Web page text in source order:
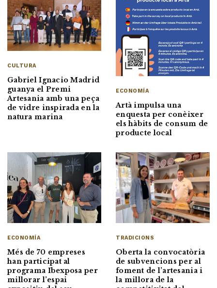
CULTURA
Gabriel Ignacio Madrid
guanya el Premi
Artesania amb una peça
de vidre inspirada en la
natura marina
ECONOMÍA
Artà impulsa una
enquesta per conèixer
els hàbits de consum de
producte local
ECONOMÍA
Més de 70 empreses
han participat al
programa Ibexposa per
millorar l’espai
TRADICIONS
Oberta la convocatòria
de subvencions per al
foment de l’artesania i
la millora de la